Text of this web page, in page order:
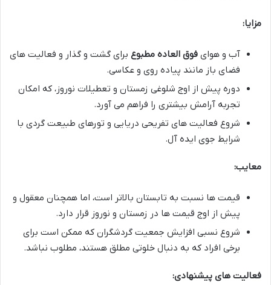
مزایا:
آب و هوای فوق العاده مطبوع برای گشت و گذار و فعالیت های
فضای باز مانند پیاده روی و عکاسی.
دوره پیش از اوج شلوغی زمستان و تعطیلات نوروز، که امکان
تجربه آرامش بیشتری را فراهم می آورد.
شروع فعالیت های تفریحی دریایی و تورهای طبیعت گردی با
شرایط جوی ایده آل.
معایب:
قیمت ها نسبت به تابستان بالاتر است، اما همچنان معقول و
پیش از اوج قیمت ها در زمستان و نوروز قرار دارد.
شروع نسبی افزایش جمعیت گردشگران که ممکن است برای
برخی افراد که به دنبال خلوتی مطلق هستند، مطلوب نباشد.
فعالیت های پیشنهادی: